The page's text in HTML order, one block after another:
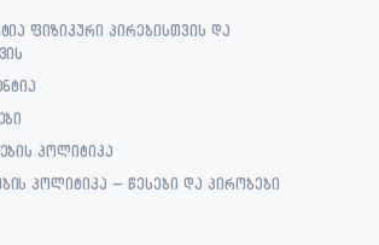
ფიზიკური პირებისთვის და
პოლიტიკა
პოლიტიკა – წესები და პირობები